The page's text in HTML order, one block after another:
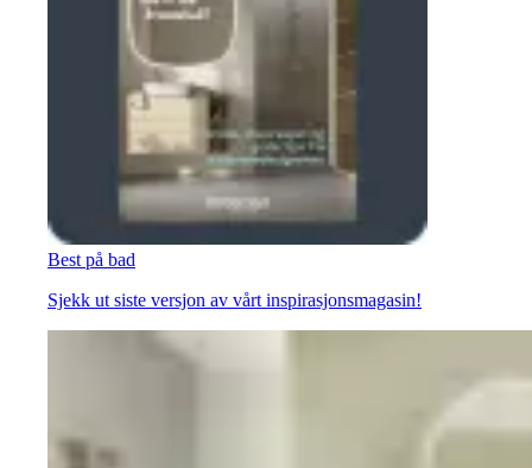
Best på bad
Sjekk ut siste versjon av vårt inspirasjonsmagasin!